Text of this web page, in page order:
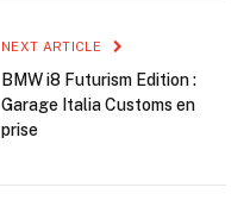
NEXT ARTICLE
BMW i8 Futurism Edition :
Garage Italia Customs en
prise